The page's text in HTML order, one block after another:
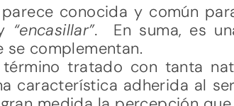
conocida y común
“encasillar”. En suma, es
complementan.
término tratado con tanta
característica adherida al